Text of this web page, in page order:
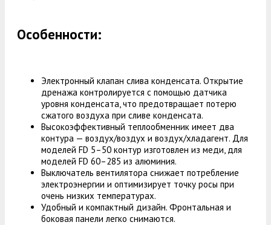
Особенности:
Электронный клапан слива конденсата. Открытие
дренажа контролируется с помощью датчика
уровня конденсата, что предотвращает потерю
сжатого воздуха при сливе конденсата.
Высокоэффективный теплообменник имеет два
контура — воздух/воздух и воздух/хладагент. Для
моделей FD 5–50 контур изготовлен из меди, для
моделей FD 60–285 из алюминия.
Выключатель вентилятора снижает потребление
электроэнергии и оптимизирует точку росы при
очень низких температурах.
Удобный и компактный дизайн. Фронтальная и
боковая панели легко снимаются.